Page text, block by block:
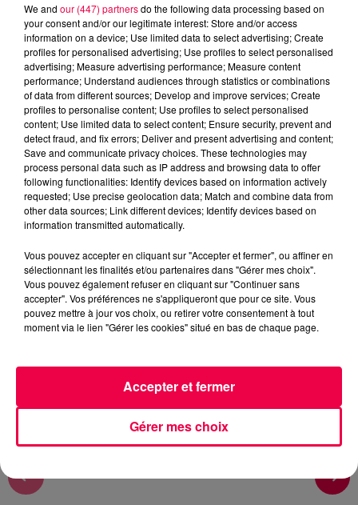
DJ MAGOUILLE MAGNUM CAFE
Remy
AVEC CLAUDE DE NEUFCHATEAU
0:00 4 min 7 sec
8 janvier 2026 - 4 min 7 sec
DJ MAGOUILLE DU 08/01/26
NEUFCHATEAU
We and our (447) partnersdo the following data processing based on
your consent and/or our legitimate interest: Store and/or access
information on a device; Use limited data to select advertising; Create
profiles for personalised advertising; Use profiles to select personalised
advertising; Measure advertising performance; Measure content
performance; Understand audiences through statistics or combinations
of data from different sources; Develop and improve services; Create
profiles to personalise content; Use profiles to select personalised
content; Use limited data to select content; Ensure security, prevent and
detect fraud, and fix errors; Deliver and present advertising and content;
Save and communicate privacy choices. These technologies may
process personal data such as IP address and browsing data to offer
following functionalities: Identify devices based on information actively
requested; Use precise geolocation data; Match and combine data from
other data sources; Link different devices; Identify devices based on
information transmitted automatically.
Vous pouvez accepter en cliquant sur "Accepter et fermer", ou affiner en
sélectionnant les finalités et/ou partenaires dans "Gérer mes choix".
Vous pouvez également refuser en cliquant sur "Continuer sans
accepter". Vos préférences ne s'appliqueront que pour ce site. Vous
pouvez mettre à jour vos choix, ou retirer votre consentement à tout
moment via le lien "Gérer les cookies" situé en bas de chaque page.
Gérer mes choix
Accepter et fermer